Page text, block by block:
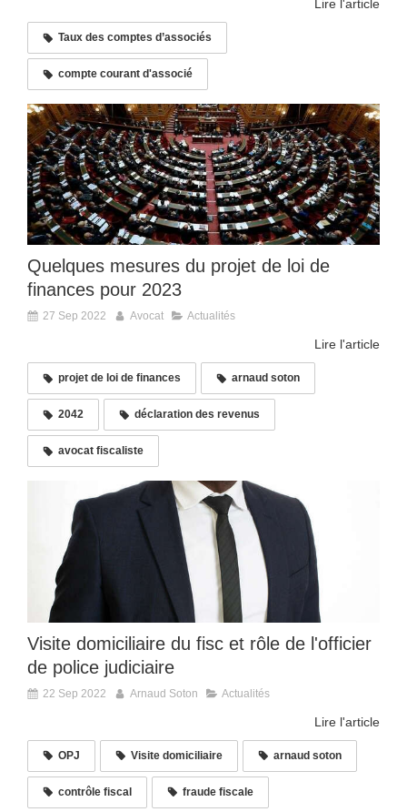
Lire l'article
Taux des comptes d’associés
compte courant d'associé
Quelques mesures du projet de loi de
finances pour 2023
27 Sep 2022 Avocat Actualités
Lire l'article
projet de loi de finances arnaud soton
2042 déclaration des revenus
avocat fiscaliste
Visite domiciliaire du fisc et rôle de l'officier
de police judiciaire
22 Sep 2022 Arnaud Soton Actualités
Lire l'article
OPJ Visite domiciliaire arnaud soton
contrôle fiscal fraude fiscale